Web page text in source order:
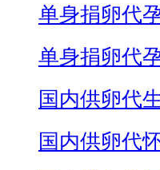
单身捐卵代
单身捐卵代
国内供卵代
国内供卵代